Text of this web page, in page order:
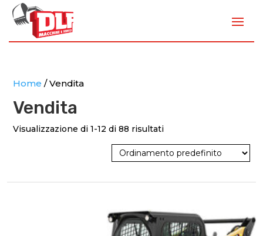
Home / Vendita
Vendita
Visualizzazione di 1-12 di 88 risultati